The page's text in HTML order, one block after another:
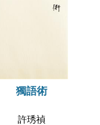
獨語術
許琇禎